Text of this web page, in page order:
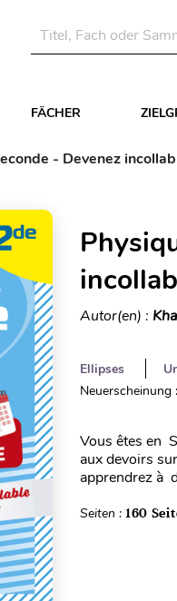
FÄCHER
- Devenez
Autor(en) :
Ellipses
Vous êtes en
aux devoirs
apprendrez à
Seiten : 160